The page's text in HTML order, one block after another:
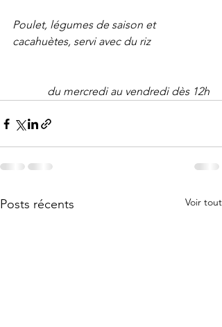
Poulet, légumes de saison et
cacahuètes, servi avec du riz
du mercredi au vendredi dès 12h
Posts récents Voir tout